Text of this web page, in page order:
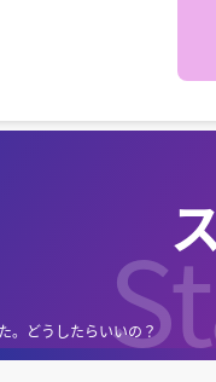
新潟昭和橋店
各店舗のスタッフ
耳寄り情報を配信
。どうしたらいいの？